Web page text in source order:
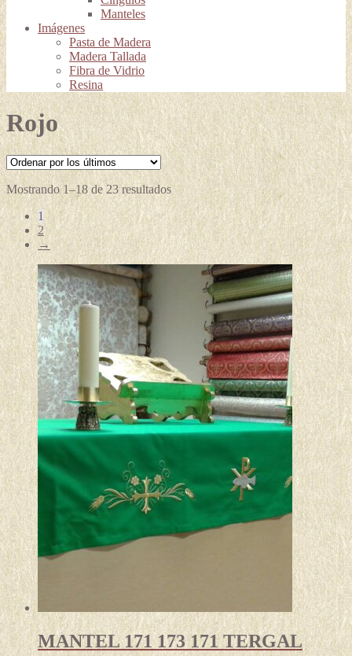
Manteles
Imágenes
Pasta de Madera
Madera Tallada
Fibra de Vidrio
Resina
Rojo
Mostrando 1–18 de 23 resultadosOrdenado
por
los
últimos
1
2
→
MANTEL 171 173 171 TERGAL